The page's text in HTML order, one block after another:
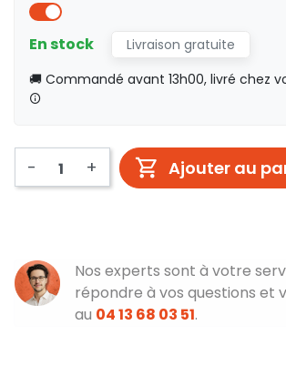
En stock
Livraison gratuite
🚚 Commandé avant 13h00, livré chez
- + Ajouter au
Nos experts sont à votre
répondre à vos questions et
au 04 13 68 03 51.